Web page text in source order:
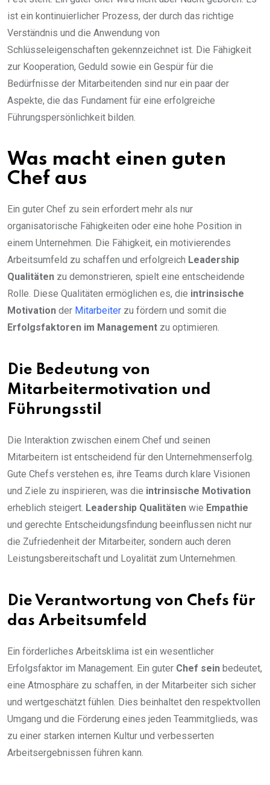
ist ein kontinuierlicher Prozess, der durch das richtige
Verständnis und die Anwendung von
Schlüsseleigenschaften gekennzeichnet ist. Die Fähigkeit
zur Kooperation, Geduld sowie ein Gespür für die
Bedürfnisse der Mitarbeitenden sind nur ein paar der
Aspekte, die das Fundament für eine erfolgreiche
Führungspersönlichkeit bilden.
Was macht einen guten
Chef aus
Ein guter Chef zu sein erfordert mehr als nur
organisatorische Fähigkeiten oder eine hohe Position in
einem Unternehmen. Die Fähigkeit, ein motivierendes
Arbeitsumfeld zu schaffen und erfolgreich Leadership
Qualitäten zu demonstrieren, spielt eine entscheidende
Rolle. Diese Qualitäten ermöglichen es, die intrinsische
Motivation der Mitarbeiter zu fördern und somit die
Erfolgsfaktoren im Management zu optimieren.
Die Bedeutung von
Mitarbeitermotivation und
Führungsstil
Die Interaktion zwischen einem Chef und seinen
Mitarbeitern ist entscheidend für den Unternehmenserfolg.
Gute Chefs verstehen es, ihre Teams durch klare Visionen
und Ziele zu inspirieren, was die intrinsische Motivation
erheblich steigert. Leadership Qualitäten wie Empathie
und gerechte Entscheidungsfindung beeinflussen nicht nur
die Zufriedenheit der Mitarbeiter, sondern auch deren
Leistungsbereitschaft und Loyalität zum Unternehmen.
Die Verantwortung von Chefs für
das Arbeitsumfeld
Ein förderliches Arbeitsklima ist ein wesentlicher
Erfolgsfaktor im Management. Ein guter Chef sein bedeutet,
eine Atmosphäre zu schaffen, in der Mitarbeiter sich sicher
und wertgeschätzt fühlen. Dies beinhaltet den respektvollen
Umgang und die Förderung eines jeden Teammitglieds, was
zu einer starken internen Kultur und verbesserten
Arbeitsergebnissen führen kann.